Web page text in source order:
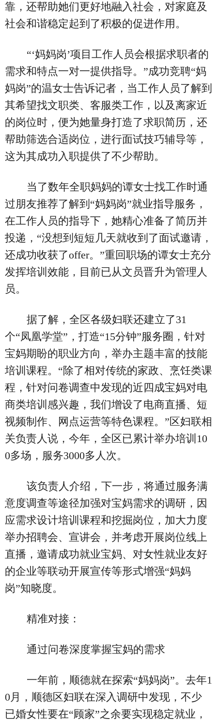
靠，还帮助她们更好地融入社会，对家庭及
社会和谐稳定起到了积极的促进作用。
“‘妈妈岗’项目工作人员会根据求职者的
需求和特点一对一提供指导。”成功竞聘“妈
妈岗”的温女士告诉记者，当工作人员了解到
其希望找文职类、客服类工作，以及离家近
的岗位时，便为她量身打造了求职简历，还
帮助筛选合适岗位，进行面试技巧辅导等，
这为其成功入职提供了不少帮助。
当了数年全职妈妈的谭女士找工作时通
过朋友推荐了解到“妈妈岗”就业指导服务，
在工作人员的指导下，她精心准备了简历并
投递，“没想到短短几天就收到了面试邀请，
还成功收获了offer。”重回职场的谭女士充分
发挥培训效能，目前已从文员晋升为管理人
员。
据了解，全区各级妇联还建立了31
个“凤凰学堂”，打造“15分钟”服务圈，针对
宝妈期盼的职业方向，举办主题丰富的技能
培训课程。“除了相对传统的家政、烹饪类课
程，针对问卷调查中发现的近四成宝妈对电
商类培训感兴趣，我们增设了电商直播、短
视频制作、网点运营等特色课程。”区妇联相
关负责人说，今年，全区已累计举办培训10
0多场，服务3000多人次。
该负责人介绍，下一步，将通过服务满
意度调查等途径加强对宝妈需求的调研，因
应需求设计培训课程和挖掘岗位，加大力度
举办招聘会、宣讲会，并考虑开展岗位线上
直播，邀请成功就业宝妈、对女性就业友好
的企业等联动开展宣传等形式增强“妈妈
岗”知晓度。
精准对接：
通过问卷深度掌握宝妈的需求
一年前，顺德就在探索“妈妈岗”。去年1
0月，顺德区妇联在深入调研中发现，不少
已婚女性要在“顾家”之余要实现稳定就业，